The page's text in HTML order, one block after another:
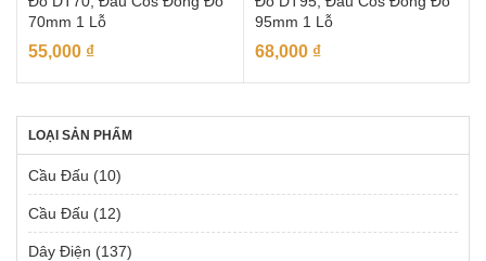
70mm 1 Lỗ
55,000 ₫
95mm 1 Lỗ
68,000 ₫
LOẠI SẢN PHẨM
Cầu Đấu (10)
Cầu Đấu (12)
Dây Điện (137)